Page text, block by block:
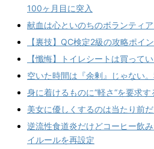
100ヶ月目に突入
献血は心といのちのボランティ
【裏技】QC検定2級の攻略ポイ
【懺悔】トイレシートは買って
空いた時間は『余剰』じゃない。
身に着けるものに“軽さ“を要求す
美女に優しくするのは当たり前だ
逆流性食道炎だけどコーヒー飲
イルールを再設定